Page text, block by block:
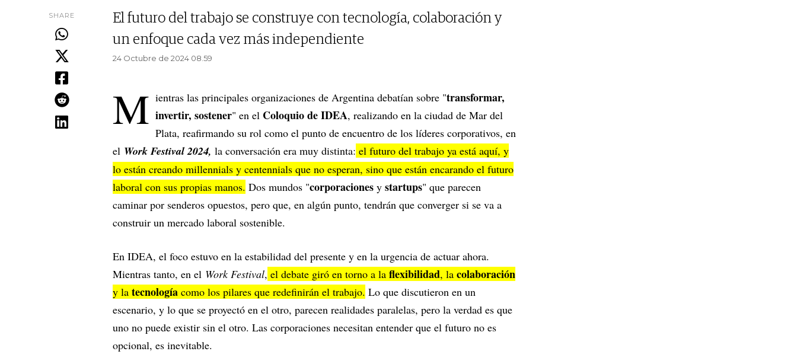
SHARE
El futuro del trabajo se construye con tecnología, colaboración y
un enfoque cada vez más independiente
24 Octubre de 2024 08.59
M ientras las principales organizaciones de Argentina debatían sobre "transformar,
invertir, sostener" en el Coloquio de IDEA, realizando en la ciudad de Mar del
Plata, reafirmando su rol como el punto de encuentro de los líderes corporativos, en
el Work Festival 2024, la conversación era muy distinta: el futuro del trabajo ya está aquí, y
lo están creando millennials y centennials que no esperan, sino que están encarando el futuro
laboral con sus propias manos. Dos mundos "corporaciones y startups" que parecen
caminar por senderos opuestos, pero que, en algún punto, tendrán que converger si se va a
construir un mercado laboral sostenible.
En IDEA, el foco estuvo en la estabilidad del presente y en la urgencia de actuar ahora.
Mientras tanto, en el Work Festival, el debate giró en torno a la flexibilidad, la colaboración
y la tecnología como los pilares que redefinirán el trabajo. Lo que discutieron en un
escenario, y lo que se proyectó en el otro, parecen realidades paralelas, pero la verdad es que
uno no puede existir sin el otro. Las corporaciones necesitan entender que el futuro no es
opcional, es inevitable.